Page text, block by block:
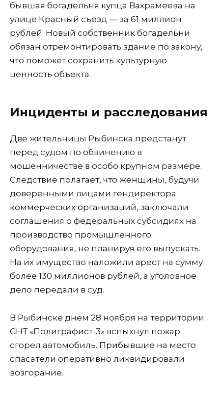
бывшая богадельня купца Вахрамеева на
улице Красный съезд — за 61 миллион
рублей. Новый собственник богадельни
обязан отремонтировать здание по закону,
что поможет сохранить культурную
ценность объекта.
Инциденты и расследования
Две жительницы Рыбинска предстанут
перед судом по обвинению в
мошенничестве в особо крупном размере.
Следствие полагает, что женщины, будучи
доверенными лицами гендиректора
коммерческих организаций, заключали
соглашения о федеральных субсидиях на
производство промышленного
оборудования, не планируя его выпускать.
На их имущество наложили арест на сумму
более 130 миллионов рублей, а уголовное
дело передали в суд.
В Рыбинске днём 28 ноября на территории
СНТ «Полиграфист-3» вспыхнул пожар:
сгорел автомобиль. Прибывшие на место
спасатели оперативно ликвидировали
возгорание.